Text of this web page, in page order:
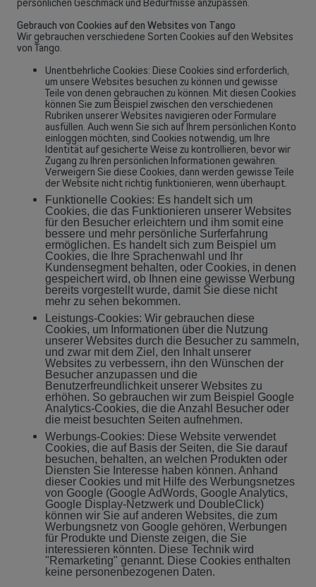
Lösungen entdecken
Großunternehmen
Suchen Sie nach Lösungen für große Unternehmen? Lassen Sie sich in
einem persönlichen Gespräch von einem unserer Vertriebsexperten
beraten.
Termin buchen
Gebrauch von Cookies auf den Websites von Tango
Wir gebrauchen verschiedene Sorten Cookies auf den Websites
von Tango.
Unentbehrliche Cookies: Diese Cookies sind erforderlich,
um unsere Websites besuchen zu können und gewisse
Teile von denen gebrauchen zu können. Mit diesen Cookies
können Sie zum Beispiel zwischen den verschiedenen
Rubriken unserer Websites navigieren oder Formulare
ausfüllen. Auch wenn Sie sich auf Ihrem persönlichen Konto
einloggen möchten, sind Cookies notwendig, um Ihre
Identität auf gesicherte Weise zu kontrollieren, bevor wir
Zugang zu Ihren persönlichen Informationen gewähren.
Verweigern Sie diese Cookies, dann werden gewisse Teile
der Website nicht richtig funktionieren, wenn überhaupt.
Funktionelle Cookies: Es handelt sich um
Cookies, die das Funktionieren unserer Websites
für den Besucher erleichtern und ihm somit eine
bessere und mehr persönliche Surferfahrung
ermöglichen. Es handelt sich zum Beispiel um
Cookies, die Ihre Sprachenwahl und Ihr
Kundensegment behalten, oder Cookies, in denen
gespeichert wird, ob Ihnen eine gewisse Werbung
bereits vorgestellt wurde, damit Sie diese nicht
mehr zu sehen bekommen.
Leistungs-Cookies: Wir gebrauchen diese
Cookies, um Informationen über die Nutzung
unserer Websites durch die Besucher zu sammeln,
und zwar mit dem Ziel, den Inhalt unserer
Websites zu verbessern, ihn den Wünschen der
Besucher anzupassen und die
Benutzerfreundlichkeit unserer Websites zu
erhöhen. So gebrauchen wir zum Beispiel Google
Analytics-Cookies, die die Anzahl Besucher oder
die meist besuchten Seiten aufnehmen.
Werbungs-Cookies: Diese Website verwendet
Cookies, die auf Basis der Seiten, die Sie darauf
besuchen, behalten, an welchen Produkten oder
Diensten Sie Interesse haben können. Anhand
dieser Cookies und mit Hilfe des Werbungsnetzes
von Google (Google AdWords, Google Analytics,
Google Display-Netzwerk und DoubleClick)
können wir Sie auf anderen Websites, die zum
Werbungsnetz von Google gehören, Werbungen
für Produkte und Dienste zeigen, die Sie
interessieren könnten. Diese Technik wird
"Remarketing" genannt. Diese Cookies enthalten
keine personenbezogenen Daten.